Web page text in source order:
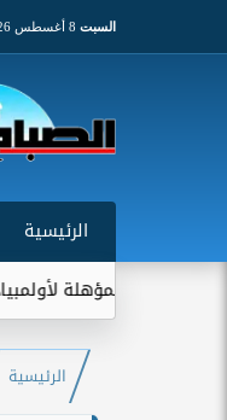
السبت
الرئيسية
الرئيسية